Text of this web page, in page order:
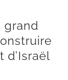
grand
d’Israël